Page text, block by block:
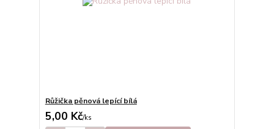
Růžička pěnová lepící bílá
5,00 Kč/ks